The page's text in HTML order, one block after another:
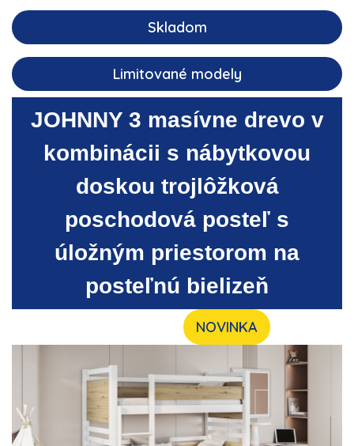
Skladom
Limitované modely
JOHNNY 3 masívne drevo v
kombinácii s nábytkovou
doskou trojlôžková
poschodová posteľ s
úložným priestorom na
posteľnú bielizeň
NOVINKA